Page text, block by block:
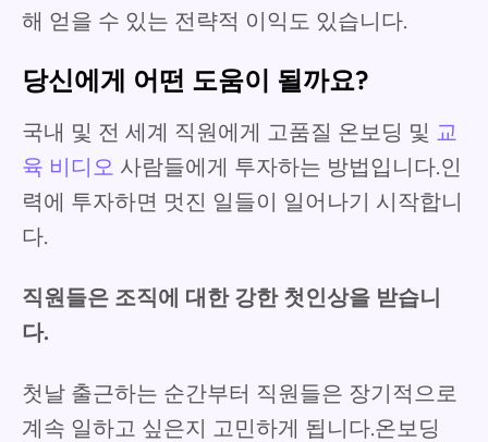
해 얻을 수 있는 전략적 이익도 있습니다.
당신에게 어떤 도움이 될까요?
국내 및 전 세계 직원에게 고품질 온보딩 및 교
육 비디오 사람들에게 투자하는 방법입니다.인
력에 투자하면 멋진 일들이 일어나기 시작합니
다.
직원들은 조직에 대한 강한 첫인상을 받습니
다.
첫날 출근하는 순간부터 직원들은 장기적으로
계속 일하고 싶은지 고민하게 됩니다.온보딩